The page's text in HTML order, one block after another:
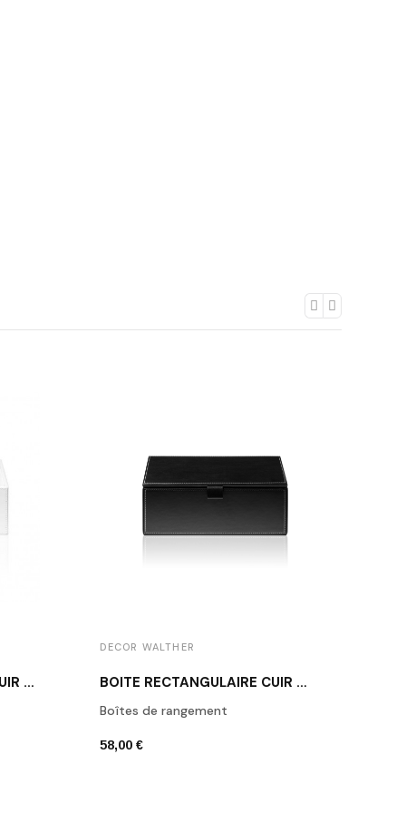
BOÎTE RECTANGULAIRE CUIR BLANC BROWNIE BOD2
DECOR WALTHER
BOÎTE RECTANGULAIRE CUIR NOIR BROWNIE BMD2
Boîtes de rangement
58,00 €